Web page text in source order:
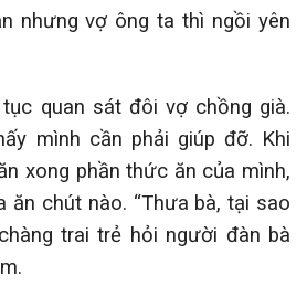
nhưng vợ ông ta thì ngồi yên
quan sát đôi vợ chồng già.
mình cần phải giúp đỡ. Khi
xong phần thức ăn của mình,
ăn chút nào. “Thưa bà, tại sao
trai trẻ hỏi người đàn bà